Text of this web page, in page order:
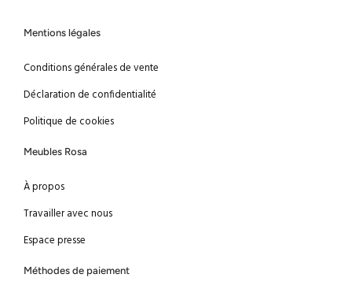
Mentions légales
Conditions générales de vente
Déclaration de confidentialité
Politique de cookies
Meubles Rosa
À propos
Travailler avec nous
Espace presse
Méthodes de paiement